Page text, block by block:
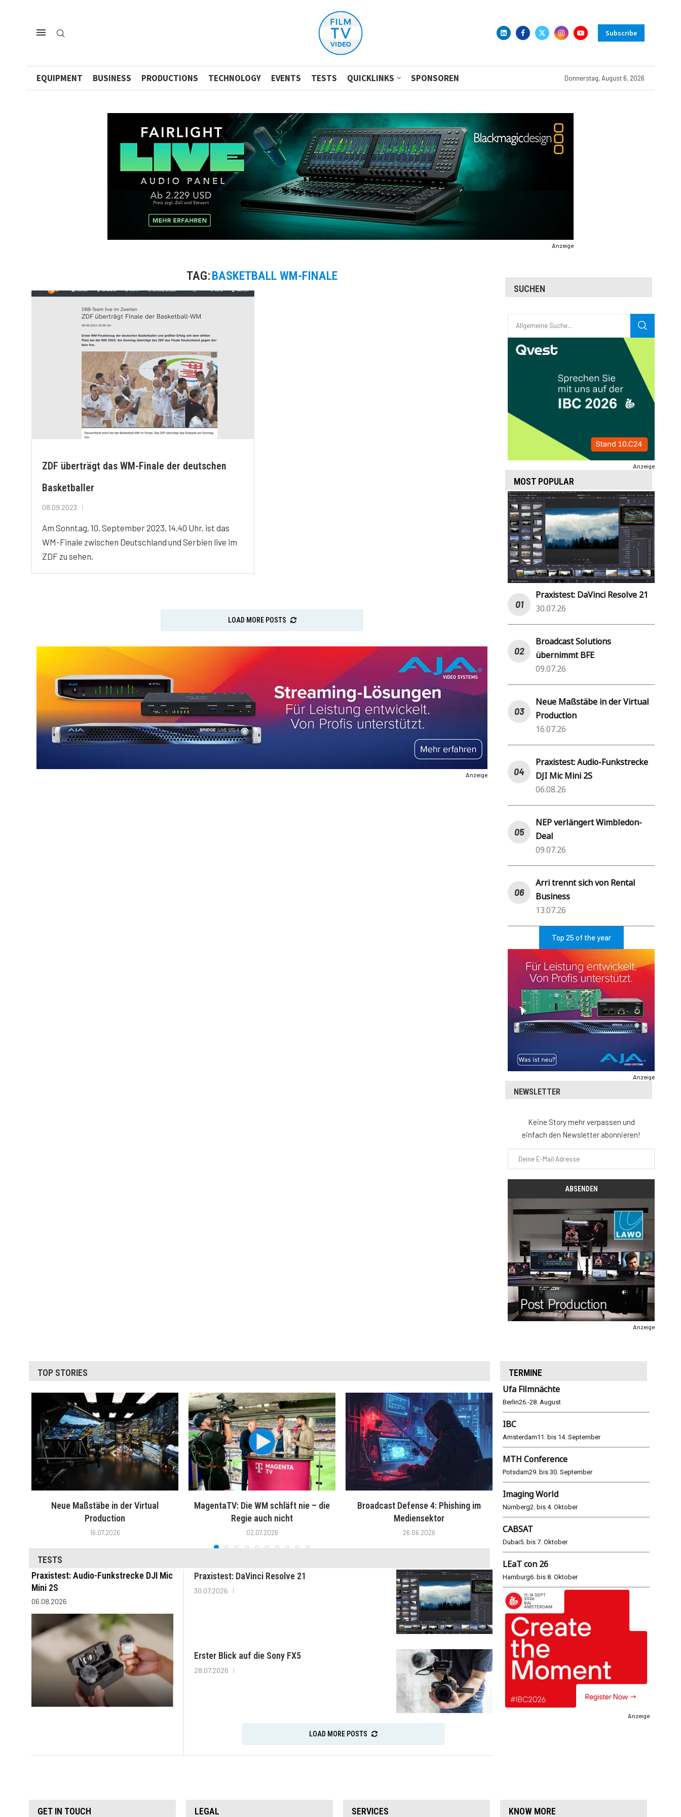
Subscribe
EQUIPMENT BUSINESS PRODUCTIONS TECHNOLOGY EVENTS TESTS QUICKLINKS SPONSOREN Donnerstag, August 6, 2026
Anzeige
TAG:BASKETBALL WM-FINALE
ZDF überträgt das WM-Finale der deutschen
Basketballer
08.09.2023
Am Sonntag, 10. September 2023, 14.40 Uhr, ist das
WM-Finale zwischen Deutschland und Serbien live im
ZDF zu sehen.
LOAD MORE POSTS
Anzeige
SUCHEN
Anzeige
MOST POPULAR
Praxistest: DaVinci Resolve 21
30.07.26
Broadcast Solutions
übernimmt BFE
09.07.26
Neue Maßstäbe in der Virtual
Production
16.07.26
Praxistest: Audio-Funkstrecke
DJI Mic Mini 2S
06.08.26
NEP verlängert Wimbledon-
Deal
09.07.26
Arri trennt sich von Rental
Business
13.07.26
Top 25 of the year
Anzeige
NEWSLETTER
Keine Story mehr verpassen und
einfach den Newsletter abonnieren!
Anzeige
TOP STORIES
Neue Maßstäbe in der Virtual
Production
16.07.2026
MagentaTV: Die WM schläft nie – die
Regie auch nicht
02.07.2026
Broadcast Defense 4: Phishing im
Mediensektor
26.06.2026
WM 2026: ARD und ZDF im Remote-
Modus
TESTS
Praxistest: Audio-Funkstrecke DJI Mic
Mini 2S
06.08.2026
Praxistest: DaVinci Resolve 21
30.07.2026
Erster Blick auf die Sony FX5
28.07.2026
LOAD MORE POSTS
TERMINE
Ufa Filmnächte
Berlin26.-28. August
IBC
Amsterdam11. bis 14. September
MTH Conference
Potsdam29. bis 30. September
Imaging World
Nürnberg2. bis 4. Oktober
CABSAT
Dubai5. bis 7. Oktober
LEaT con 26
Hamburg6. bis 8. Oktober
Anzeige
GET IN TOUCH LEGAL SERVICES KNOW MORE